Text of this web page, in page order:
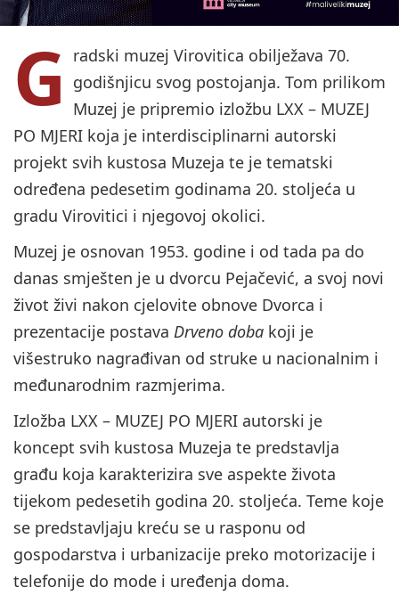
G
radski muzej Virovitica obilježava 70.
godišnjicu svog postojanja. Tom prilikom
Muzej je pripremio izložbu LXX – MUZEJ
PO MJERI koja je interdisciplinarni autorski
projekt svih kustosa Muzeja te je tematski
određena pedesetim godinama 20. stoljeća u
gradu Virovitici i njegovoj okolici.
Muzej je osnovan 1953. godine i od tada pa do
danas smješten je u dvorcu Pejačević, a svoj novi
život živi nakon cjelovite obnove Dvorca i
prezentacije postava Drveno doba koji je
višestruko nagrađivan od struke u nacionalnim i
međunarodnim razmjerima.
Izložba LXX – MUZEJ PO MJERI autorski je
koncept svih kustosa Muzeja te predstavlja
građu koja karakterizira sve aspekte života
tijekom pedesetih godina 20. stoljeća. Teme koje
se predstavljaju kreću se u rasponu od
gospodarstva i urbanizacije preko motorizacije i
telefonije do mode i uređenja doma.